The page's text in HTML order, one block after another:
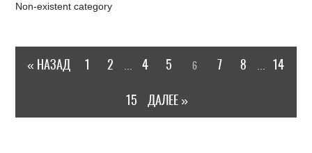
Non-existent category
« НАЗАД 1 2 4 5 6 7 8 14
15 ДАЛЕЕ »